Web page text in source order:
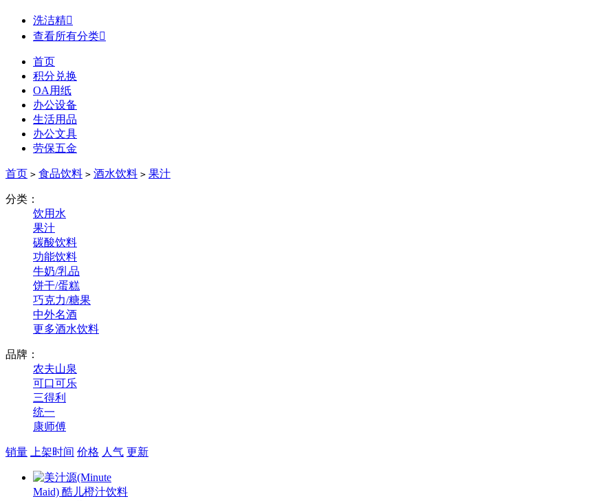
洗洁精
查看所有分类
首页
积分兑换
OA用纸
办公设备
生活用品
办公文具
劳保五金
首页 > 食品饮料 > 酒水饮料 > 果汁
分类：
饮用水
果汁
碳酸饮料
功能饮料
牛奶/乳品
饼干/蛋糕
巧克力/糖果
中外名酒
更多酒水饮料
品牌：
农夫山泉
可口可乐
三得利
统一
康师傅
销量 上架时间 价格 人气 更新